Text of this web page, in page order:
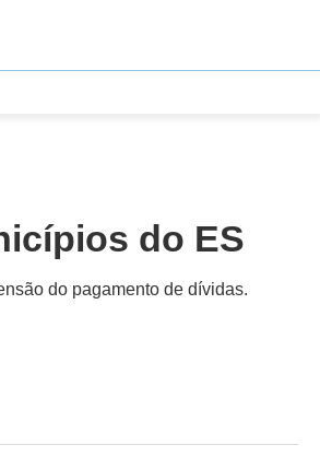
do ES
do pagamento de dívidas.